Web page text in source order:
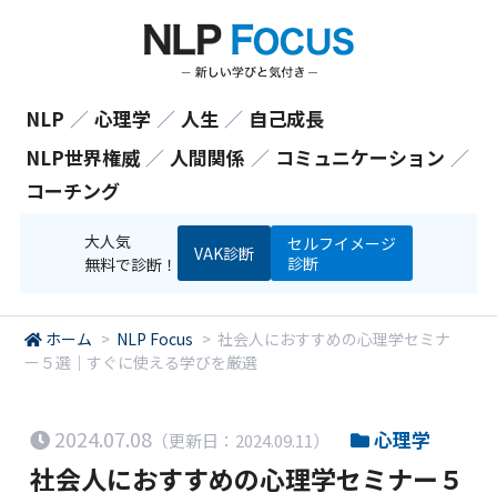
NLP ／ 心理学 ／ 人生 ／ 自己成長
NLP世界権威 ／ 人間関係 ／ コミュニケーション ／
コーチング
大人気
無料で診断！
VAK診断
セルフイメージ
診断
ホーム > NLP Focus >社会人におすすめの心理学セミナ
ー５選｜すぐに使える学びを厳選
2024.07.08（更新日：2024.09.11） 心理学
社会人におすすめの心理学セミナー５